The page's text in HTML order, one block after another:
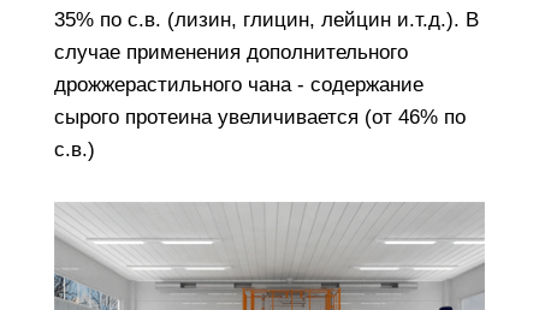
35% по с.в. (лизин, глицин, лейцин и.т.д.). В
случае применения дополнительного
дрожжерастильного чана - содержание
сырого протеина увеличивается (от 46% по
с.в.)